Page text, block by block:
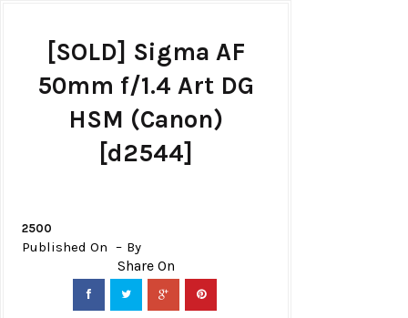
[SOLD] Sigma AF
50mm f/1.4 Art DG
HSM (Canon)
[d2544]
2500
Published On By